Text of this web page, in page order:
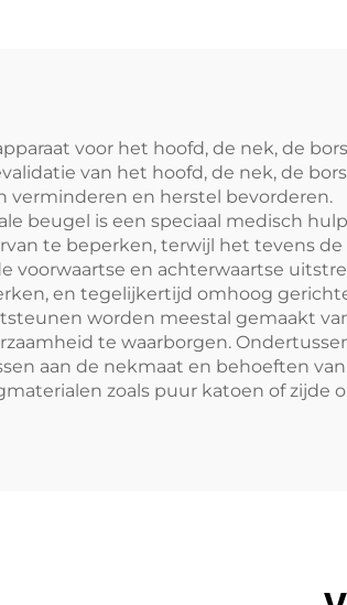
voor het hoofd, de nek, de
van het hoofd, de nek, de
verminderen en herstel bevorderen.
beugel is een speciaal medisch
te beperken, terwijl het tevens
voorwaartse en achterwaartse
en tegelijkertijd omhoog
worden meestal gemaakt
te waarborgen.
aan de nekmaat en behoeften
zoals puur katoen of